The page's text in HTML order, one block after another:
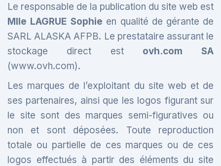
Le responsable de la publication du site web est
Mlle LAGRUE Sophie en qualité de gérante de
SARL ALASKA AFPB. Le prestataire assurant le
stockage direct est ovh.com SA
(www.ovh.com).
Les marques de l’exploitant du site web et de
ses partenaires, ainsi que les logos figurant sur
le site sont des marques semi-figuratives ou
non et sont déposées. Toute reproduction
totale ou partielle de ces marques ou de ces
logos effectués à partir des éléments du site